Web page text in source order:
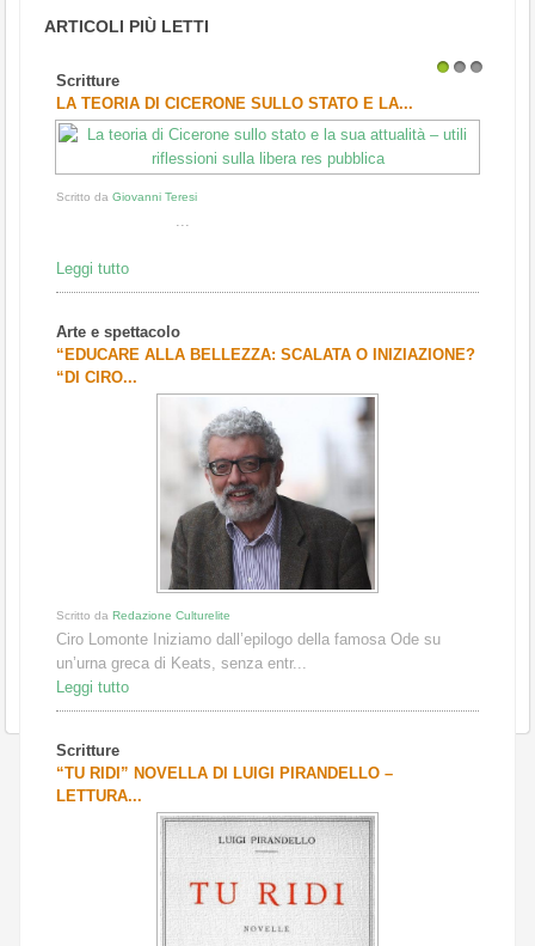
ARTICOLI PIÙ LETTI
Scritture
LA TEORIA DI CICERONE SULLO STATO E LA...
Scritto da Giovanni Teresi
...
Leggi tutto
Arte e spettacolo
“EDUCARE ALLA BELLEZZA: SCALATA O INIZIAZIONE?
“DI CIRO...
Scritto da Redazione Culturelite
Ciro Lomonte Iniziamo dall’epilogo della famosa Ode su
un’urna greca di Keats, senza entr...
Leggi tutto
Scritture
“TU RIDI” NOVELLA DI LUIGI PIRANDELLO –
LETTURA...